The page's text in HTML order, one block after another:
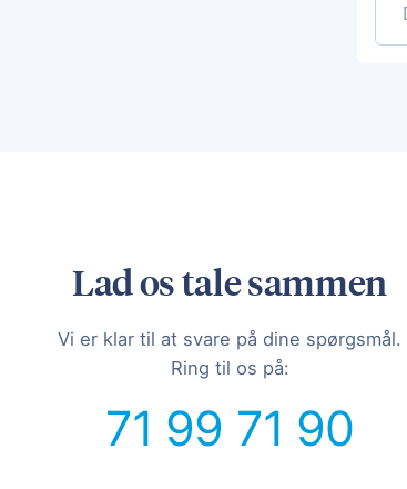
Lad os tale sammen
Vi er klar til at svare på dine spørgsmål.
Ring til os på:
71 99 71 90